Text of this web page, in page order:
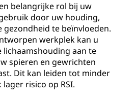
belangrijke rol bij uw
door uw houding,
te beïnvloeden.
werkplek kan u
lichaamshouding aan te
spieren en gewrichten
Dit kan leiden tot minder
risico op RSI.